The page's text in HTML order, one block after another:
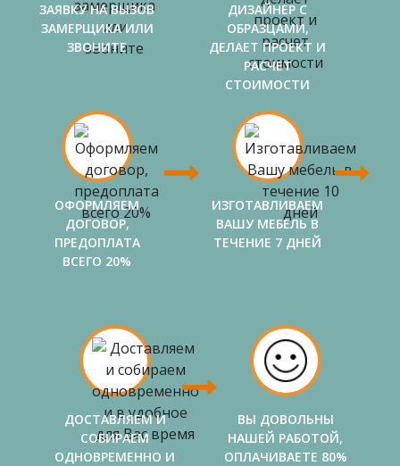
ЗАЯВКУ НА ВЫЗОВ
ЗАМЕРЩИКА ИЛИ
ЗВОНИТЕ
ДИЗАЙНЕР С
ОБРАЗЦАМИ,
ДЕЛАЕТ ПРОЕКТ И
РАСЧЕТ
СТОИМОСТИ
ОФОРМЛЯЕМ
ДОГОВОР,
ПРЕДОПЛАТА
ВСЕГО 20%
ИЗГОТАВЛИВАЕМ
ВАШУ МЕБЕЛЬ В
ТЕЧЕНИЕ 7 ДНЕЙ
ДОСТАВЛЯЕМ И
СОБИРАЕМ
ОДНОВРЕМЕННО И
ВЫ ДОВОЛЬНЫ
НАШЕЙ РАБОТОЙ,
ОПЛАЧИВАЕТЕ 80%